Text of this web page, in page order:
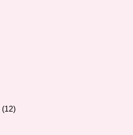
(12)